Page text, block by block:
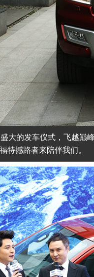
大的发车仪式，飞越巅
特撼路者来陪伴我们。